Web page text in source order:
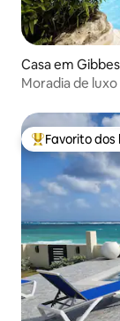
Casa em Gibbes
Moradia de
Favoritos dos
Favorito dos